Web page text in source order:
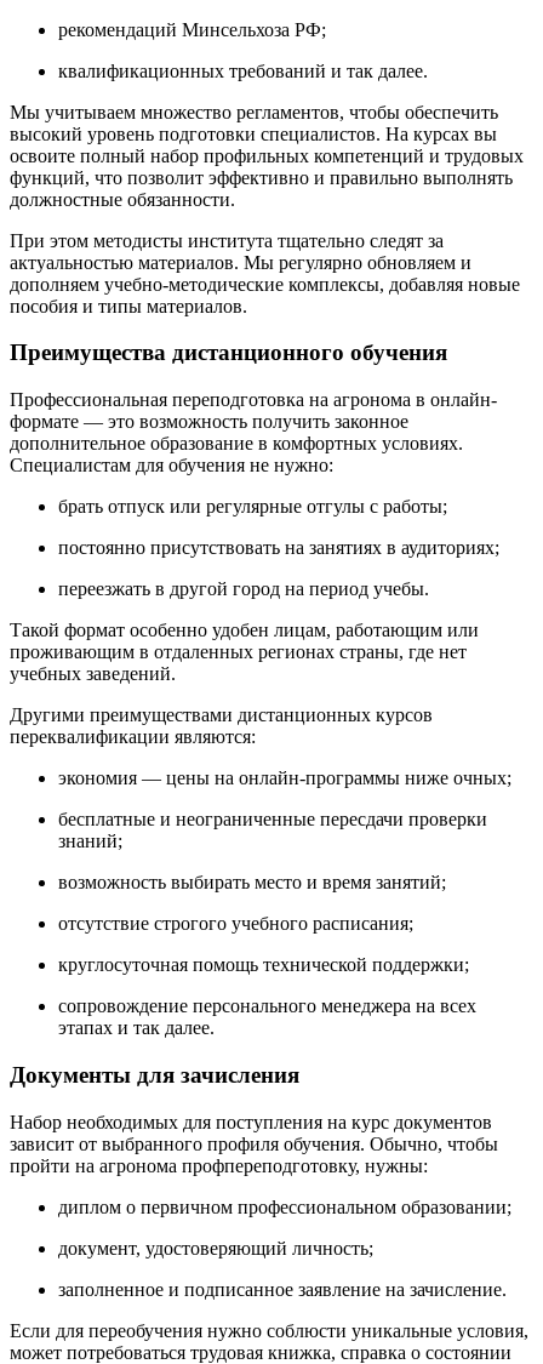
рекомендаций Минсельхоза РФ;
квалификационных требований и так далее.
Мы учитываем множество регламентов, чтобы обеспечить
высокий уровень подготовки специалистов. На курсах вы
освоите полный набор профильных компетенций и трудовых
функций, что позволит эффективно и правильно выполнять
должностные обязанности.
При этом методисты института тщательно следят за
актуальностью материалов. Мы регулярно обновляем и
дополняем учебно-методические комплексы, добавляя новые
пособия и типы материалов.
Преимущества дистанционного обучения
Профессиональная переподготовка на агронома в онлайн-
формате — это возможность получить законное
дополнительное образование в комфортных условиях.
Специалистам для обучения не нужно:
брать отпуск или регулярные отгулы с работы;
постоянно присутствовать на занятиях в аудиториях;
переезжать в другой город на период учебы.
Такой формат особенно удобен лицам, работающим или
проживающим в отдаленных регионах страны, где нет
учебных заведений.
Другими преимуществами дистанционных курсов
переквалификации являются:
экономия — цены на онлайн-программы ниже очных;
бесплатные и неограниченные пересдачи проверки
знаний;
возможность выбирать место и время занятий;
отсутствие строгого учебного расписания;
круглосуточная помощь технической поддержки;
сопровождение персонального менеджера на всех
этапах и так далее.
Документы для зачисления
Набор необходимых для поступления на курс документов
зависит от выбранного профиля обучения. Обычно, чтобы
пройти на агронома профпереподготовку, нужны:
диплом о первичном профессиональном образовании;
документ, удостоверяющий личность;
заполненное и подписанное заявление на зачисление.
Если для переобучения нужно соблюсти уникальные условия,
может потребоваться трудовая книжка, справка о состоянии